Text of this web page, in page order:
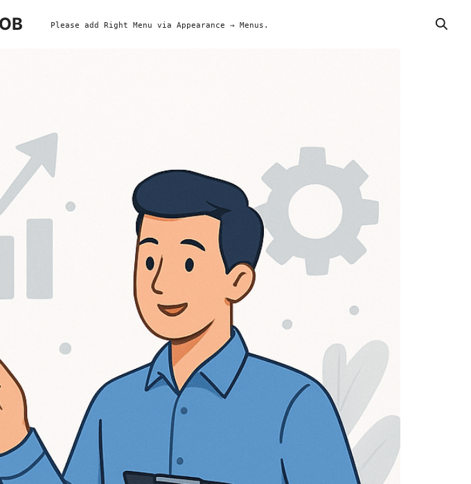
Please add Right Menu via Appearance → Menus.